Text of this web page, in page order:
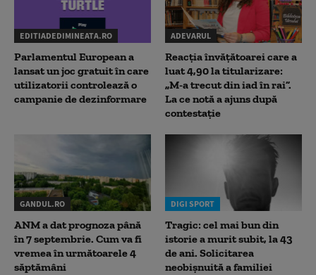
EDITIADEDIMINEATA.RO
Parlamentul European a
lansat un joc gratuit în care
utilizatorii controlează o
campanie de dezinformare
ADEVARUL
Reacția învățătoarei care a
luat 4,90 la titularizare:
„M-a trecut din iad în rai”.
La ce notă a ajuns după
contestație
GANDUL.RO
ANM a dat prognoza până
în 7 septembrie. Cum va fi
vremea în următoarele 4
săptămâni
DIGI SPORT
Tragic: cel mai bun din
istorie a murit subit, la 43
de ani. Solicitarea
neobișnuită a familiei